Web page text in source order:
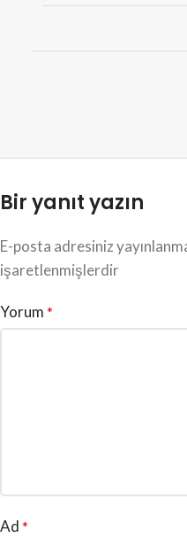
Bir yanıt yazın
E-posta adresiniz
işaretlenmişlerdir
Yorum *
Ad *